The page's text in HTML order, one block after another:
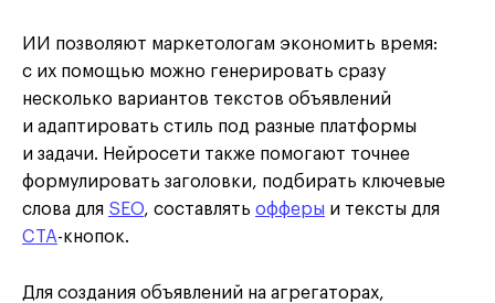
ИИ позволяют маркетологам экономить время:
с их помощью можно генерировать сразу
несколько вариантов текстов объявлений
и адаптировать стиль под разные платформы
и задачи. Нейросети также помогают точнее
формулировать заголовки, подбирать ключевые
слова для SEO, составлять офферы и тексты для
CTA-кнопок.
Для создания объявлений на агрегаторах,